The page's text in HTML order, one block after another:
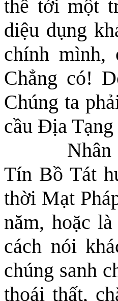
thể tớimột
diệu dụng
chính mình,
Chẳng có!
Chúng ta
cầu Địa
Tín Bồ Tát
thời Mạt
năm, hoặc
cách nói
chúng sanh
thoái thất,